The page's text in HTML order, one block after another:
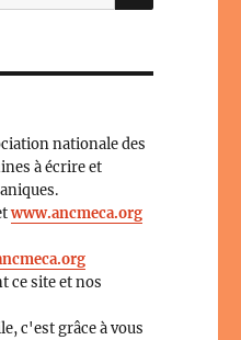
nationale des
à écrire et
www.ancmeca.org
ce site et nos
c'est grâce à vous